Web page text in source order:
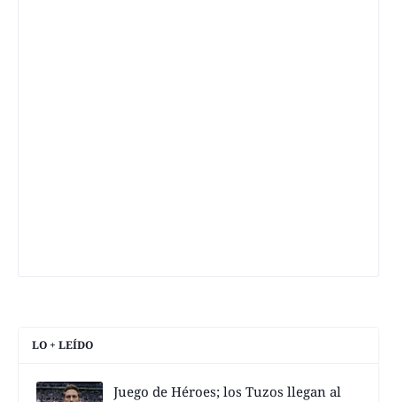
LO + LEÍDO
Juego de Héroes; los Tuzos llegan al